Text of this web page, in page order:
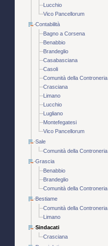
Lucchio
Vico Pancellorum
Contabilità
Bagno a Corsena
Benabbio
Brandeglio
Casabasciana
Casoli
Comunità della Controneria
Crasciana
Limano
Lucchio
Lugliano
Montefegatesi
Vico Pancellorum
Sale
Comunità della Controneria
Grascia
Benabbio
Brandeglio
Comunità della Controneria
Bestiame
Comunità della Controneria
Limano
Sindacati
Crasciana